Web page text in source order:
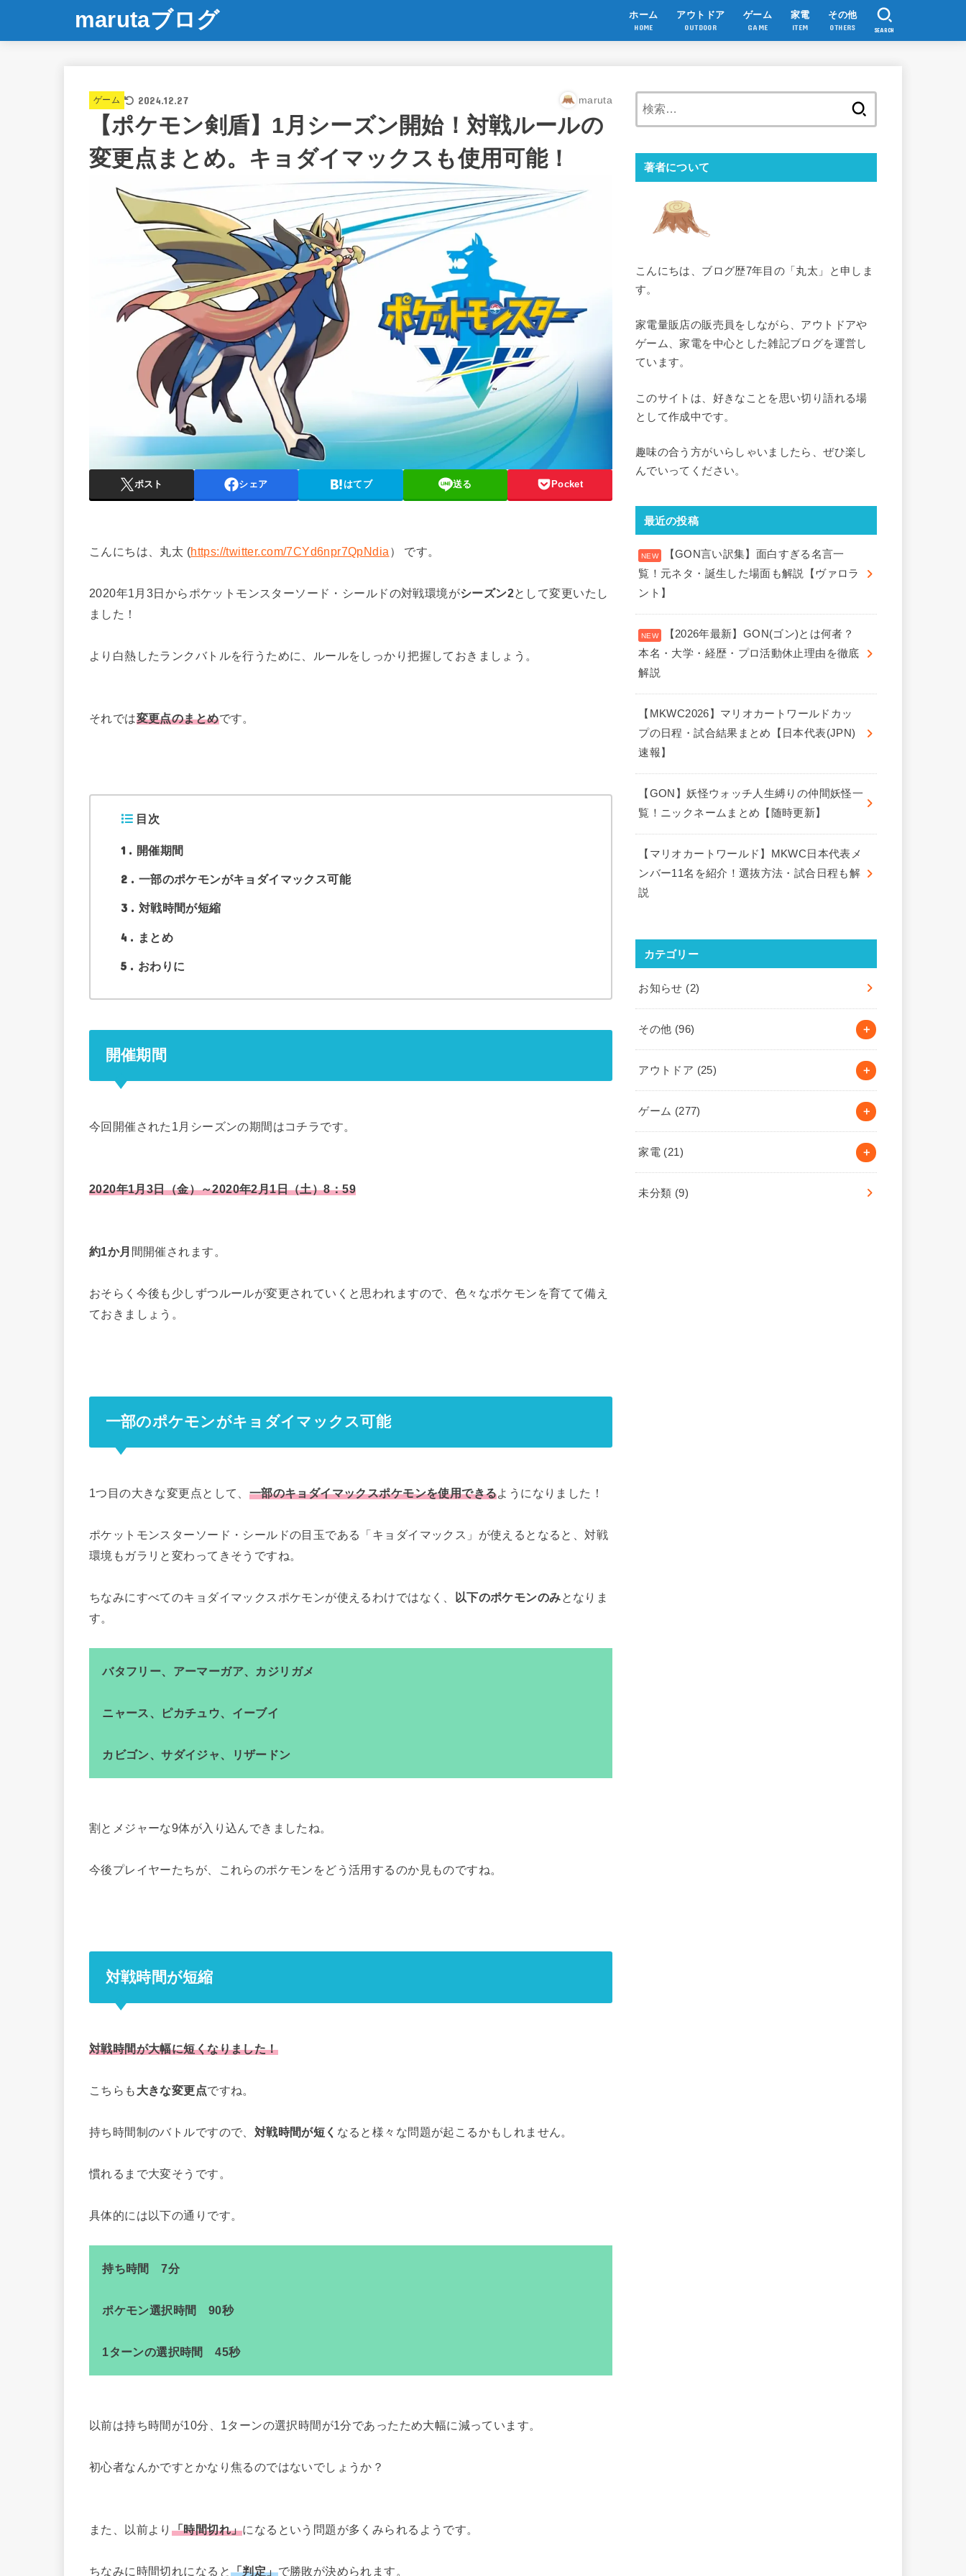
marutaブログ ホーム
HOME
アウトドア
OUTDOOR
ゲーム
GAME
家電
ITEM
その他
OTHERS SEARCH
ゲーム 2024.12.27 maruta
【ポケモン剣盾】1月シーズン開始！対戦ルールの
変更点まとめ。キョダイマックスも使用可能！
ポスト シェア はてブ 送る Pocket
こんにちは、丸太 (https://twitter.com/7CYd6npr7QpNdia ） です。
2020年1月3日からポケットモンスターソード・シールドの対戦環境がシーズン2として変更いたし
ました！
より白熱したランクバトルを行うために、ルールをしっかり把握しておきましょう。
それでは変更点のまとめです。
目次
1 開催期間
2 一部のポケモンがキョダイマックス可能
3 対戦時間が短縮
4 まとめ
5 おわりに
開催期間
今回開催された1月シーズンの期間はコチラです。
2020年1月3日（金）～2020年2月1日（土）8：59
約1か月 間開催されます。
おそらく今後も少しずつルールが変更されていくと思われますので、色々なポケモンを育てて備え
ておきましょう。
一部のポケモンがキョダイマックス可能
1つ目の大きな変更点として、 一部のキョダイマックスポケモンを使用できるようになりました！
ポケットモンスターソード・シールドの目玉である「キョダイマックス」が使えるとなると、対戦
環境もガラリと変わってきそうですね。
ちなみにすべてのキョダイマックスポケモンが使えるわけではなく、 以下のポケモンのみとなりま
す。
バタフリー、アーマーガア、カジリガメ
ニャース、ピカチュウ、イーブイ
カビゴン、サダイジャ、リザードン
割とメジャーな9体が入り込んできましたね。
今後プレイヤーたちが、これらのポケモンをどう活用するのか見ものですね。
対戦時間が短縮
対戦時間が大幅に短くなりました！
こちらも 大きな変更点ですね。
持ち時間制のバトルですので、 対戦時間が短く なると様々な問題が起こるかもしれません。
慣れるまで大変そうです。
具体的には以下の通りです。
持ち時間 7分
ポケモン選択時間 90秒
1ターンの選択時間 45秒
以前は持ち時間が10分、1ターンの選択時間が1分であったため大幅に減っています。
初心者なんかですとかなり焦るのではないでしょうか？
また、以前より 「時間切れ」になるという問題が多くみられるようです。
ちなみに時間切れになると「判定」で勝敗が決められます。
著者について
こんにちは、ブログ歴7年目の「丸太」と申しま
す。
家電量販店の販売員をしながら、アウトドアや
ゲーム、家電を中心とした雑記ブログを運営し
ています。
このサイトは、好きなことを思い切り語れる場
として作成中です。
趣味の合う方がいらしゃいましたら、ぜひ楽し
んでいってください。
最近の投稿
【GON言い訳集】面白すぎる名言一
覧！元ネタ・誕生した場面も解説【ヴァロラ
ント】
【2026年最新】GON(ゴン)とは何者？
本名・大学・経歴・プロ活動休止理由を徹底
解説
【MKWC2026】マリオカートワールドカッ
プの日程・試合結果まとめ【日本代表(JPN)
速報】
【GON】妖怪ウォッチ人生縛りの仲間妖怪一
覧！ニックネームまとめ【随時更新】
【マリオカートワールド】MKWC日本代表メ
ンバー11名を紹介！選抜方法・試合日程も解
説
カテゴリー
お知らせ (2)
その他 (96)
アウトドア (25)
ゲーム (277)
家電 (21)
未分類 (9)